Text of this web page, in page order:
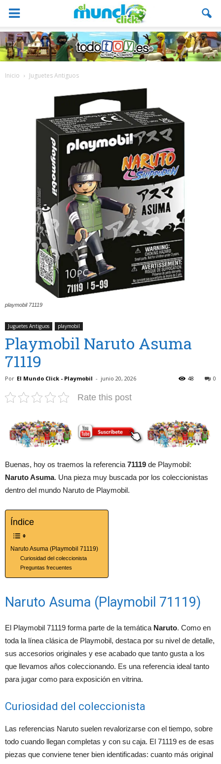
Inicio Juguetes Antiguos
playmobil 71119
Juguetes Antiguos playmobil
Playmobil Naruto Asuma
71119
Por El Mundo Click - Playmobil - junio 20, 2026 0
48
Rate this post
Buenas, hoy os traemos la referencia 71119 de Playmobil:
Naruto Asuma. Una pieza muy buscada por los coleccionistas
dentro del mundo Naruto de Playmobil.
Índice
Naruto Asuma (Playmobil 71119)
Curiosidad del coleccionista
Preguntas frecuentes
Naruto Asuma (Playmobil 71119)
El Playmobil 71119 forma parte de la temática Naruto. Como en
toda la línea clásica de Playmobil, destaca por su nivel de detalle,
sus accesorios originales y ese acabado que tanto gusta a los
que llevamos años coleccionando. Es una referencia ideal tanto
para jugar como para exposición en vitrina.
Curiosidad del coleccionista
Las referencias Naruto suelen revalorizarse con el tiempo, sobre
todo cuando llegan completas y con su caja. El 71119 es de esas
piezas que conviene tener bien identificadas: cuanto más original